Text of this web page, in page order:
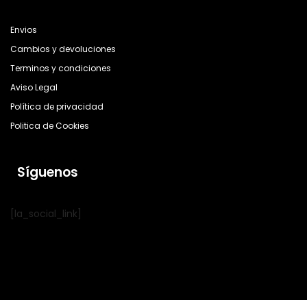
Envios
Cambios y devoluciones
Terminos y condiciones
Aviso Legal
Política de privacidad
Politica de Cookies
Síguenos
[la_social_link]